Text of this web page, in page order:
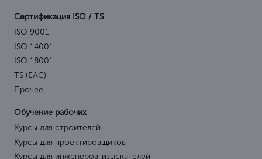
Сертификация ISO / TS
ISO 9001
ISO 14001
ISO 18001
TS (EAC)
Прочее
Обучение рабочих
Курсы для строителей
Курсы для проектировщиков
Курсы для инженеров-изыскателей